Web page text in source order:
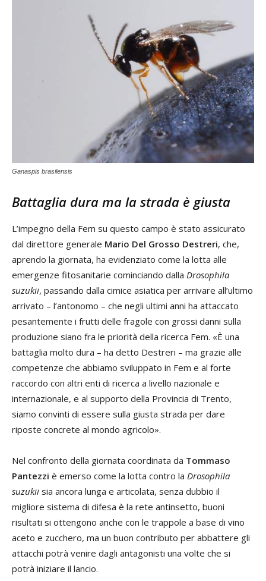
Ganaspis brasilensis
Battaglia dura ma la strada è giusta
L’impegno della Fem su questo campo è stato assicurato
dal direttore generale Mario Del Grosso Destreri, che,
aprendo la giornata, ha evidenziato come la lotta alle
emergenze fitosanitarie cominciando dalla Drosophila
suzukii, passando dalla cimice asiatica per arrivare all’ultimo
arrivato – l’antonomo – che negli ultimi anni ha attaccato
pesantemente i frutti delle fragole con grossi danni sulla
produzione siano fra le priorità della ricerca Fem. «È una
battaglia molto dura – ha detto Destreri – ma grazie alle
competenze che abbiamo sviluppato in Fem e al forte
raccordo con altri enti di ricerca a livello nazionale e
internazionale, e al supporto della Provincia di Trento,
siamo convinti di essere sulla giusta strada per dare
riposte concrete al mondo agricolo».
Nel confronto della giornata coordinata da Tommaso
Pantezzi è emerso come la lotta contro la Drosophila
suzukii sia ancora lunga e articolata, senza dubbio il
migliore sistema di difesa è la rete antinsetto, buoni
risultati si ottengono anche con le trappole a base di vino
aceto e zucchero, ma un buon contributo per abbattere gli
attacchi potrà venire dagli antagonisti una volte che si
potrà iniziare il lancio.